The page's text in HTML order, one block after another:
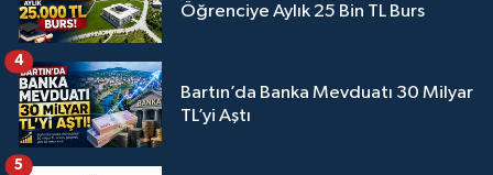
Öğrenciye Aylık 25 Bin TL Burs
Bartın’da Banka Mevduatı 30 Milyar
TL’yi Aştı
4
5